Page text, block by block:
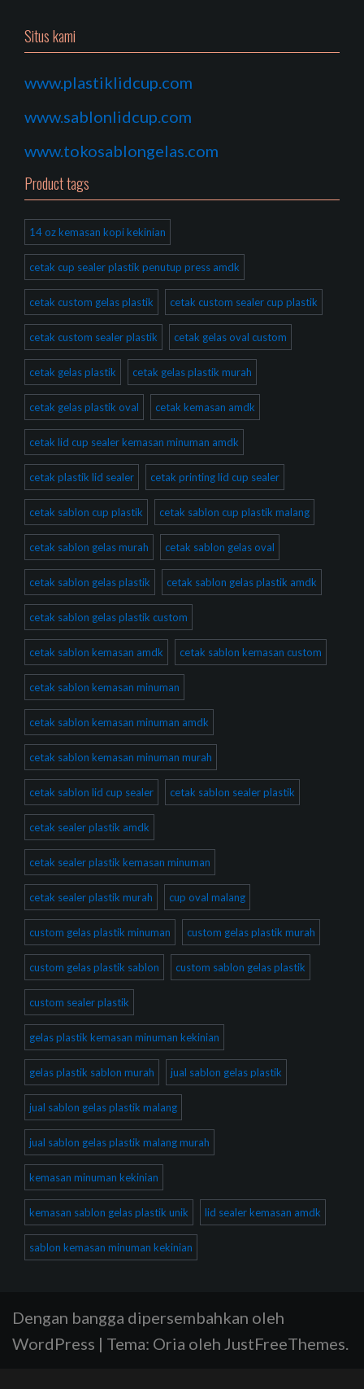
Situs kami
www.plastiklidcup.com
www.sablonlidcup.com
www.tokosablongelas.com
Product tags
14 oz kemasan kopi kekinian
cetak cup sealer plastik penutup press amdk
cetak custom gelas plastik cetak custom sealer cup plastik
cetak custom sealer plastik cetak gelas oval custom
cetak gelas plastik cetak gelas plastik murah
cetak gelas plastik oval cetak kemasan amdk
cetak lid cup sealer kemasan minuman amdk
cetak plastik lid sealer cetak printing lid cup sealer
cetak sablon cup plastik cetak sablon cup plastik malang
cetak sablon gelas murah cetak sablon gelas oval
cetak sablon gelas plastik cetak sablon gelas plastik amdk
cetak sablon gelas plastik custom
cetak sablon kemasan amdk cetak sablon kemasan custom
cetak sablon kemasan minuman
cetak sablon kemasan minuman amdk
cetak sablon kemasan minuman murah
cetak sablon lid cup sealer cetak sablon sealer plastik
cetak sealer plastik amdk
cetak sealer plastik kemasan minuman
cetak sealer plastik murah cup oval malang
custom gelas plastik minuman custom gelas plastik murah
custom gelas plastik sablon custom sablon gelas plastik
custom sealer plastik
gelas plastik kemasan minuman kekinian
gelas plastik sablon murah jual sablon gelas plastik
jual sablon gelas plastik malang
jual sablon gelas plastik malang murah
kemasan minuman kekinian
kemasan sablon gelas plastik unik lid sealer kemasan amdk
sablon kemasan minuman kekinian
Dengan bangga dipersembahkan oleh
WordPress | Tema: Oria oleh JustFreeThemes.